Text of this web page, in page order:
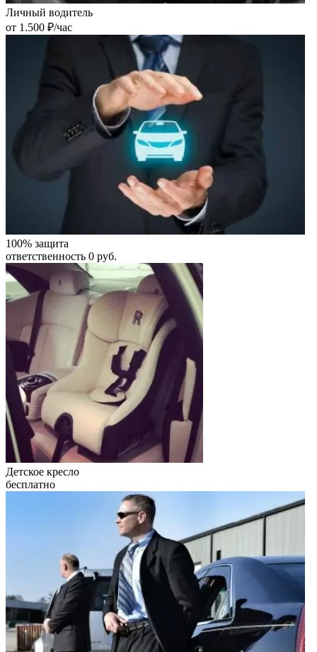
Личный водитель
от 1.500 ₽/час
100% защита
ответственность 0 руб.
Детское кресло
бесплатно